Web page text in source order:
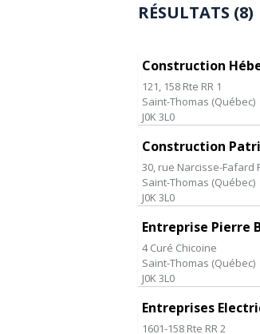
RÉSULTATS (8)
Construction
121, 158 Rte RR 1
Saint-Thomas (Québec)
J0K 3L0
Construction
30, rue Narcisse-Fafard
Saint-Thomas (Québec)
J0K 3L0
Entreprise Pierre
4 Curé Chicoine
Saint-Thomas (Québec)
J0K 3L0
Entreprises
1601-158 Rte RR 2